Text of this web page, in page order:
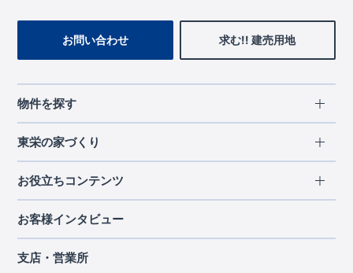
お問い合わせ 求む!! 建売用地
物件を探す
エリアから探す
北海道・東北
北海道
宮城県
千葉県
東栄の家づくり
長期優良住宅
住宅性能評価書
ブルーミングガーデンは地震につよい<建物編>
お役立ちコンテンツ
ご契約までの道のり
現地見学ガイド
お客様インタビュー
支店・営業所